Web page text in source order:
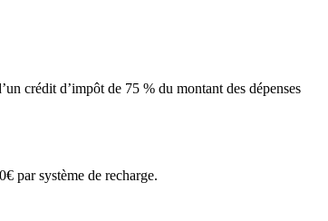
crédit d’impôt de 75 % du montant des dépenses
par système de recharge.